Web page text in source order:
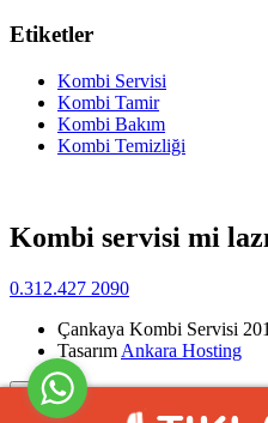
Etiketler
Kombi Servisi
Kombi Tamir
Kombi Bakım
Kombi Temizliği
Kombi servisi mi
0.312.427 2090
Çankaya Kombi Servisi
Tasarım Ankara Hosting
Yukarı